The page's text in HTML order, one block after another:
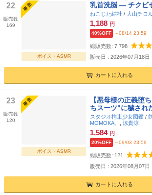
22
販売数
169
ボイス・ASMR
乳首洗脳 ― チクビ
ねこじた結社 / 大山チロ
1,188 円
40%OFF ～08/14 23:59
総販売数: 7,798
販売日 : 2026年07月18日
カートに入れる
23
販売数
120
ボイス・ASMR
【悪母様の正義堕
ちスーツ"に穢され
ザベラ様と正義のヒ
【超豪華10大特典付
スタジオ拘束少女図鑑 /
MOMOKA。
涼貴涼
1,584 円
20%OFF ～09/03 23:59
総販売数: 121
販売日 : 2026年08月07日
カートに入れる